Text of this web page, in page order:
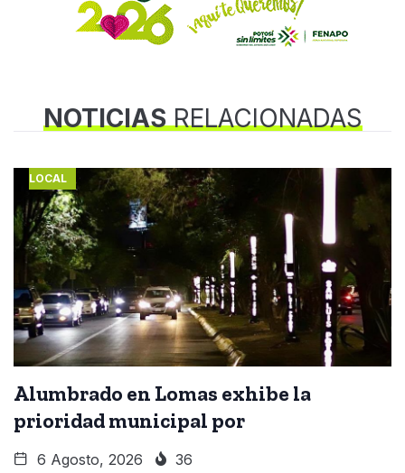
NOTICIASRELACIONADAS
LOCAL
Alumbrado en Lomas exhibe la
prioridad municipal por
6 Agosto, 2026 36